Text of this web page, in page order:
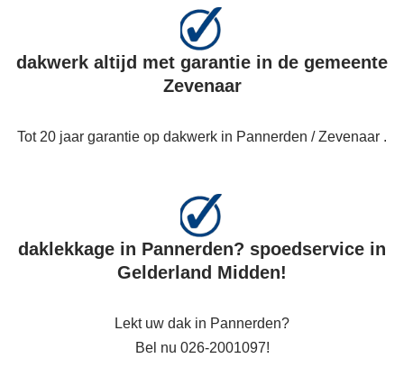
dakwerk altijd met garantie in de gemeente
Zevenaar
Tot 20 jaar garantie op dakwerk in Pannerden / Zevenaar .
daklekkage in Pannerden? spoedservice in
Gelderland Midden!
Lekt uw dak in Pannerden?
Bel nu 026-2001097!